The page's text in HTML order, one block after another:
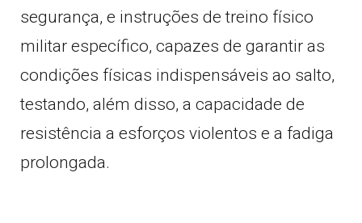
segurança, e instruções de treino físico
militar específico, capazes de garantir as
condições físicas indispensáveis ao salto,
testando, além disso, a capacidade de
resistência a esforços violentos e a fadiga
prolongada.